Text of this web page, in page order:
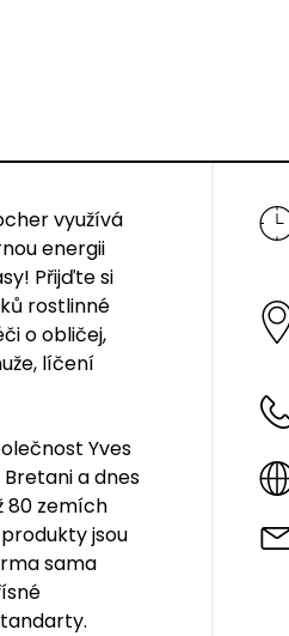
využívá
energii
Přijďte si
rostlinné
o obličej,
líčení
Yves
Bretani a dnes
80 zemích
jsou
sama